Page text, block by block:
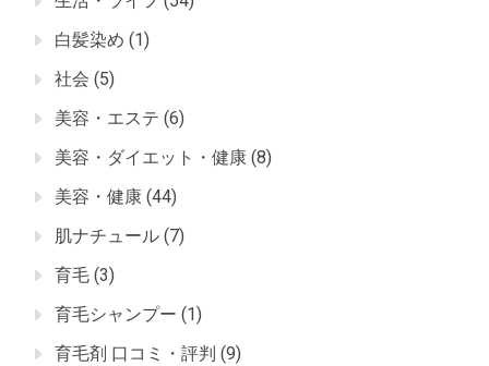
白髪染め (1)
社会 (5)
美容・エステ (6)
美容・ダイエット・健康 (8)
美容・健康 (44)
肌ナチュール (7)
育毛 (3)
育毛シャンプー (1)
育毛剤 口コミ・評判 (9)